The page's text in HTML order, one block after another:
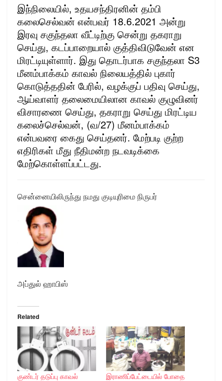
இந்நிலையில், உதயசந்திரனின் தம்பி
கலைசெல்வன் என்பவர் 18.6.2021 அன்று
இரவு சகுந்தலா வீட்டிற்கு சென்று தகராறு
செய்து, கடப்பாறையால் குத்திவிடுவேன் என
மிரட்டியுள்ளார். இது தொடர்பாக சகுந்தலா S3
மீனம்பாக்கம் காவல் நிலையத்தில் புகார்
கொடுத்ததின் பேரில், வழக்குப் பதிவு செய்து,
ஆய்வாளர் தலைமையிலான காவல் குழுவினர்
விசாரணை செய்து, தகராறு செய்து மிரட்டிய
கலைச்செல்வன், (வ/27) மீனம்பாக்கம்
என்பவரை கைது செய்தனர். மேற்படி குற்ற
எதிரிகள் மீது நீதிமன்ற நடவடிக்கை
மேற்கொள்ளப்பட்டது.
சென்னையிலிருந்து நமது குடியுரிமை நிருபர்
அப்துல் ஹாபிஸ்
Related
குண்டர் தடுப்பு காவல் இராணிப்பேட்டையில் போதை